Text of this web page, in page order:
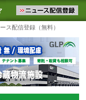
します。物流ニュ
加 よく見るテーマ
ス配信登録（無料）